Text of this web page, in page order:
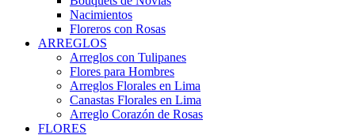
Nacimientos
Floreros con Rosas
ARREGLOS
Arreglos con Tulipanes
Flores para Hombres
Arreglos Florales en Lima
Canastas Florales en Lima
Arreglo Corazón de Rosas
FLORES